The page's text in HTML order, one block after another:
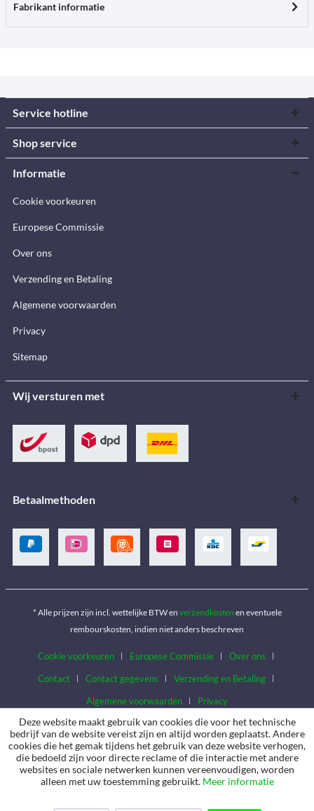
Fabrikant informatie
Service hotline
Shop service
Informatie
Cookie voorkeuren
Europese Commissie
Over ons
Verzending en Betaling
Algemene voorwaarden
Privacy
Sitemap
Wij versturen met
Betaalmethoden
* Alle prijzen zijn incl. wettelijke BTW en verzendkosten en eventuele
rembourskosten, indien niet anders beschreven
Cookie voorkeuren Europese Commissie
Over ons
Contact
Contact gegevens
Verzending en Betaling
Algemene voorwaarden
Privacy
Deze website maakt gebruik van cookies die voor het technische
bedrijf van de website vereist zijn en altijd worden geplaatst. Andere
cookies die het gemak tijdens het gebruik van deze website verhogen,
die bedoeld zijn voor directe reclame of die interactie met andere
websites en sociale netwerken kunnen vereenvoudigen, worden
alleen met uw toestemming gebruikt. Meer informatie